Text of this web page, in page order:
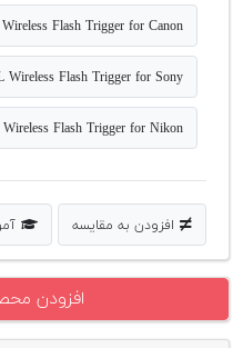
Flash Trigger for Canon
Wireless Flash Trigger for Sony
Flash Trigger for Nikon
افزودن به مقایسه
افزودن